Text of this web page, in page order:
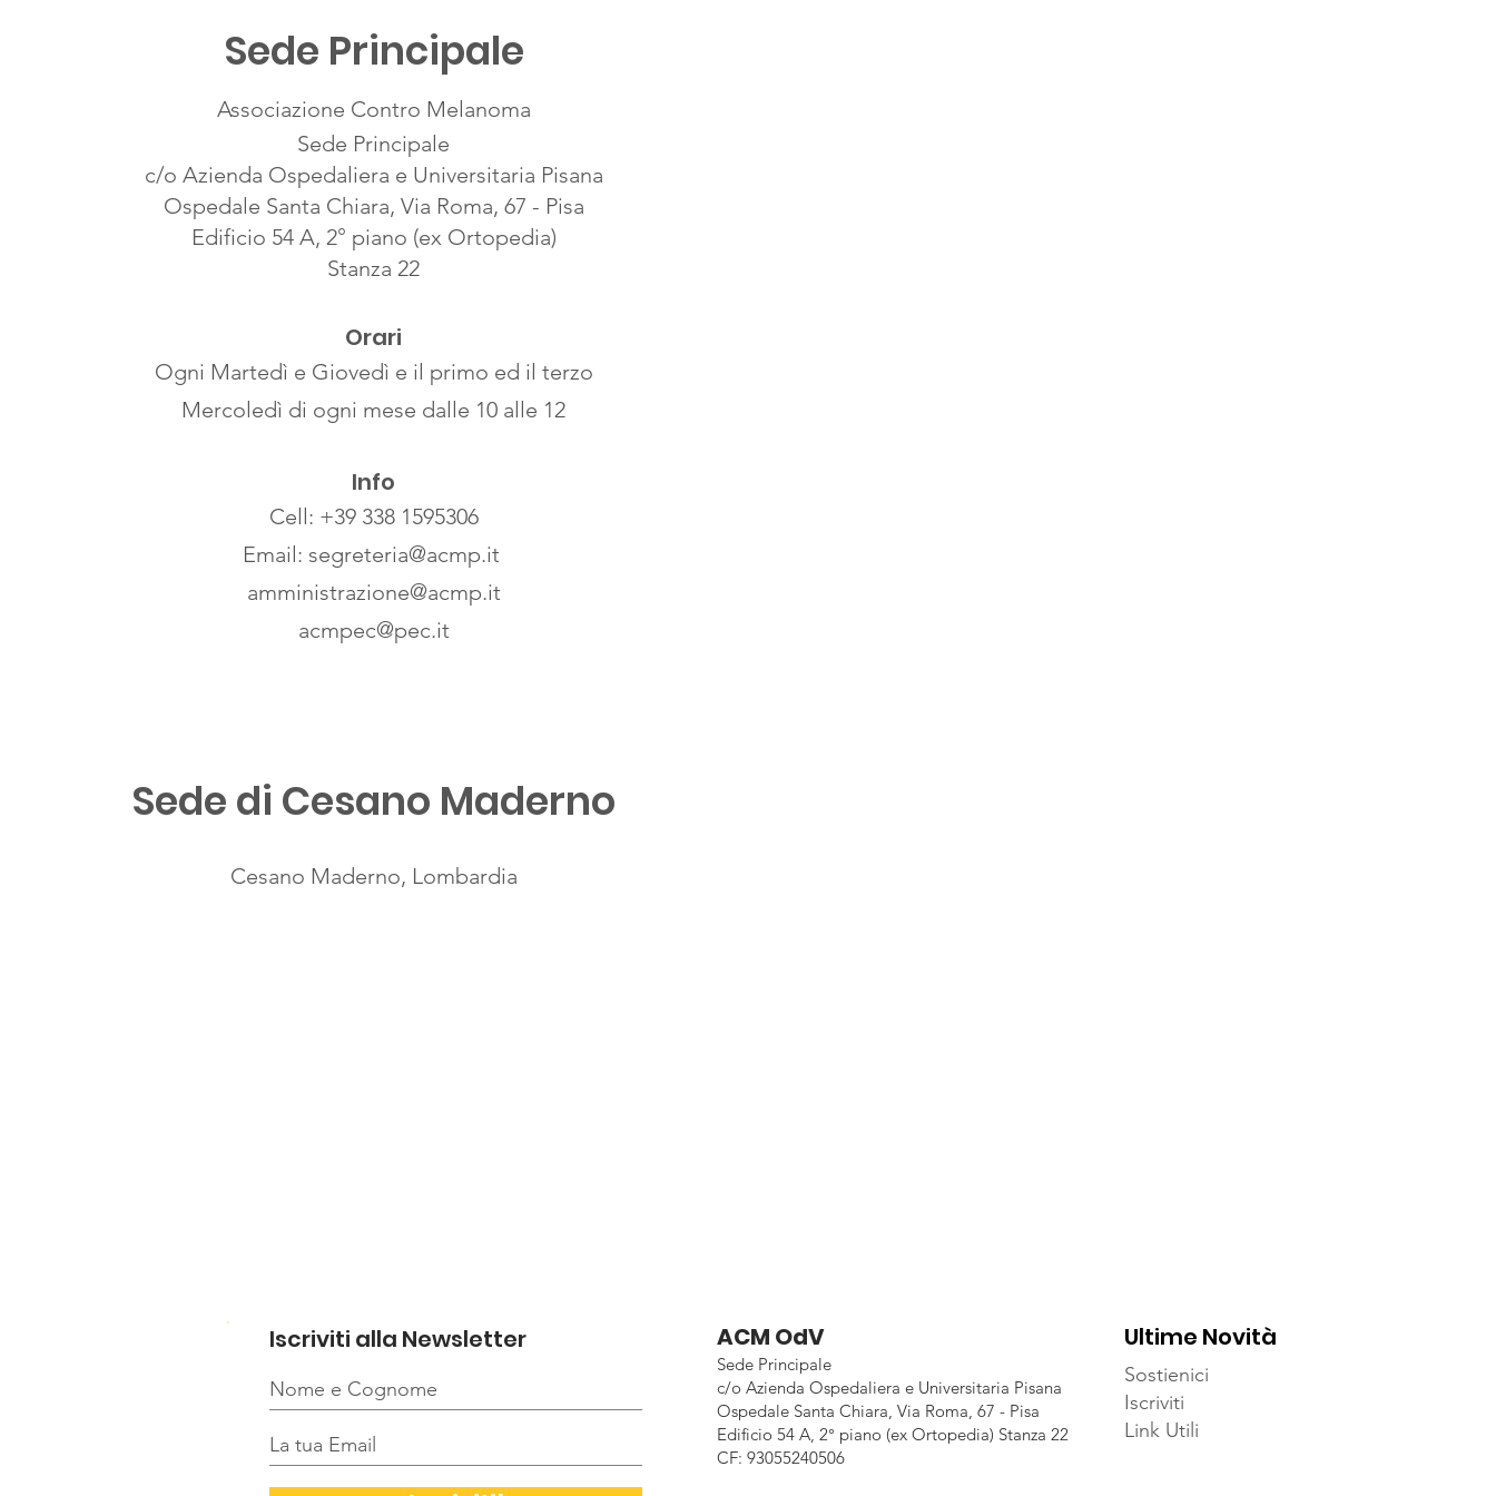
Sede Principale
Associazione Contro Melanoma
Sede Principale
c/o Azienda Ospedaliera e Universitaria Pisana
Ospedale Santa Chiara, Via Roma, 67 - Pisa
Edificio 54 A, 2° piano (ex Ortopedia)
Stanza 22
Orari
Ogni Martedì e Giovedì e il primo ed il terzo
Mercoledì di ogni mese dalle 10 alle 12
Info
Cell: +39 338 1595306
Email: segreteria@acmp.it
amministrazione@acmp.it
acmpec@pec.it
Sede di Cesano Maderno
Cesano Maderno, Lombardia
Iscriviti alla Newsletter ACM OdV
Sede Principale
c/o Azienda Ospedaliera e Universitaria Pisana
Ospedale Santa Chiara, Via Roma, 67 - Pisa
Edificio 54 A, 2° piano (ex Ortopedia) Stanza 22
CF: 93055240506
Ultime Novità
Sostienici
Iscriviti
Link Utili